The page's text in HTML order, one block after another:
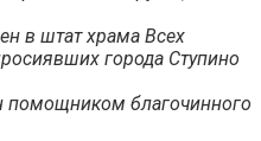
в штат храма Всех
города Ступино
помощником благочинного